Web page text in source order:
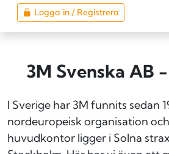
Logga in / Registrera
3M Svenska AB
I Sverige har 3M funnits sedan
nordeuropeisk organisation
huvudkontor ligger i Solna